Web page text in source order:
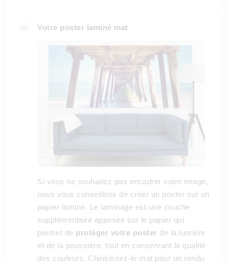
Votre poster laminé mat
Si vous ne souhaitez pas encadrer votre image,
nous vous conseillons de créer un poster sur un
papier laminé. Le laminage est une couche
supplémentaire apposée sur le papier qui
permet de protéger votre poster de la lumière
et de la poussière, tout en conservant la qualité
des couleurs. Choisissez-le mat pour un rendu